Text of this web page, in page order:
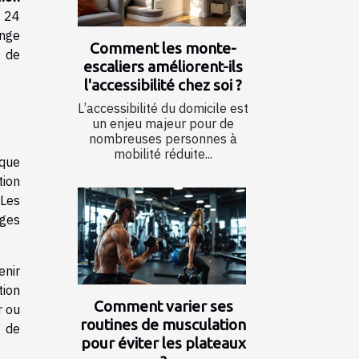
24
de
ou
de
Comment les monte-
escaliers améliorent-ils
l'accessibilité chez soi ?
L’accessibilité du domicile est
un enjeu majeur pour de
nombreuses personnes à
mobilité réduite...
Comment varier ses
routines de musculation
pour éviter les plateaux